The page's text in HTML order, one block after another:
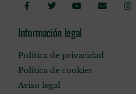
Información legal
Política de privacidad
Política de cookies
Aviso legal